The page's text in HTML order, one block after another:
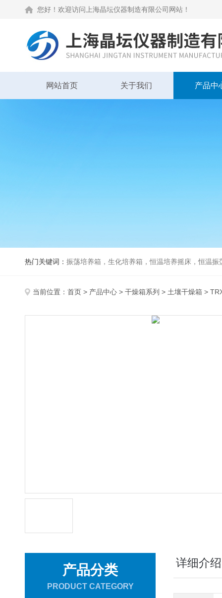
您好！欢迎访问上海晶坛仪器制造有限公司网站！
网站首页 关于我们 产品中
热门关键词： 振荡培养箱，生化培养箱，恒温培养摇床，恒温振荡器
当前位置： 首页 > 产品中心 > 干燥箱系列 > 土壤干燥箱 >
产品分类
PRODUCT CATEGORY
详细介绍